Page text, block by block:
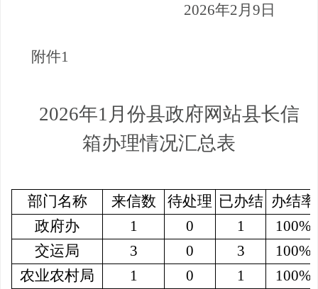
2026年2 月9 日
附件1
2026年1 月份县政府网站县长信
箱办理情况汇总表
部门名称 来信数 待处理 已办结 办结率
政府办
1 0 1
100%
交运局
3 0 3
100%
农业农村局
1 0 1
100%